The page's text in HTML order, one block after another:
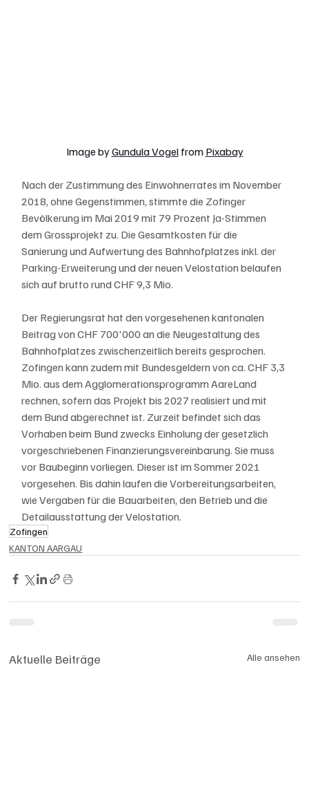
Image by Gundula Vogel from Pixabay
Nach der Zustimmung des Einwohnerrates im November
2018, ohne Gegenstimmen, stimmte die Zofinger
Bevölkerung im Mai 2019 mit 79 Prozent Ja-Stimmen
dem Grossprojekt zu. Die Gesamtkosten für die
Sanierung und Aufwertung des Bahnhofplatzes inkl. der
Parking-Erweiterung und der neuen Velostation belaufen
sich auf brutto rund CHF 9,3 Mio.
Der Regierungsrat hat den vorgesehenen kantonalen
Beitrag von CHF 700'000 an die Neugestaltung des
Bahnhofplatzes zwischenzeitlich bereits gesprochen.
Zofingen kann zudem mit Bundesgeldern von ca. CHF 3,3
Mio. aus dem Agglomerationsprogramm AareLand
rechnen, sofern das Projekt bis 2027 realisiert und mit
dem Bund abgerechnet ist. Zurzeit befindet sich das
Vorhaben beim Bund zwecks Einholung der gesetzlich
vorgeschriebenen Finanzierungsvereinbarung. Sie muss
vor Baubeginn vorliegen. Dieser ist im Sommer 2021
vorgesehen. Bis dahin laufen die Vorbereitungsarbeiten,
wie Vergaben für die Bauarbeiten, den Betrieb und die
Detailausstattung der Velostation.
Zofingen
KANTON AARGAU
Aktuelle Beiträge Alle ansehen